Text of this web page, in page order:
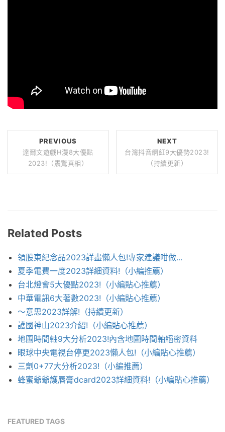
PREVIOUS
達爾文遊戲H漫8大優點
2023!（震驚真相）
NEXT
台灣抖音網紅9大優勢2023!
（持續更新）
Related Posts
領股東紀念品2023詳盡懶人包!專家建議咁做...
夏季電費一度2023詳細資料!（小編推薦）
台北燈會5大優點2023!（小編貼心推薦）
中華電訊6大著數2023!（小編貼心推薦）
～意思2023詳解!（持續更新）
護國神山2023介紹!（小編貼心推薦）
地圖時間軸9大分析2023!內含地圖時間軸絕密資料
眼球中央電視台停更2023懶人包!（小編貼心推薦）
三劑0+77大分析2023!（小編推薦）
蜂蜜爺爺護唇膏dcard2023詳細資料!（小編貼心推薦）
FEATURED TAGS